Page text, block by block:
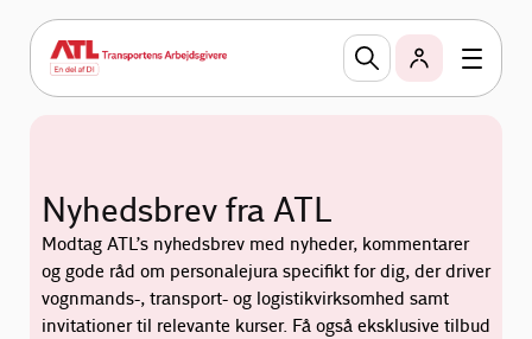
Nyhedsbrev fra ATL
Modtag ATL’s nyhedsbrev med nyheder, kommentarer
og gode råd om personalejura specifikt for dig, der driver
vognmands-, transport- og logistikvirksomhed samt
invitationer til relevante kurser. Få også eksklusive tilbud